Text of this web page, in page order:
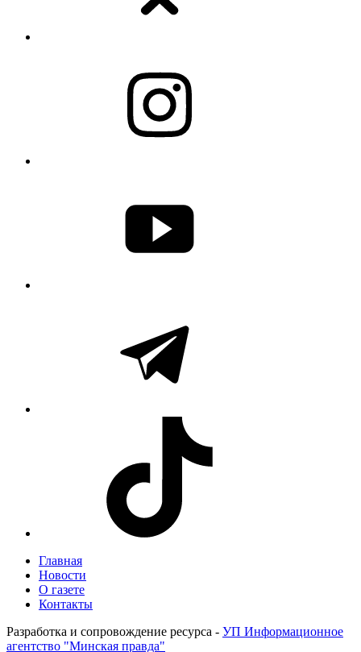
Главная
Новости
О газете
Контакты
Разработка и сопровождение ресурса - УП Информационное
агентство "Минская правда"